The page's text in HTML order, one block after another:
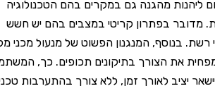
מהגנה גם במקרים בהם הטכנולוגיה
מדובר בפתרון קריטי במצבים בהם יש חשש
בנוסף, המנגנון הפשוט של מנעול מכני מקל
את הצורך בתיקונים תכופים. כך, המשתמש
יציב לאורך זמן, ללא צורך בהתערבות טכנית